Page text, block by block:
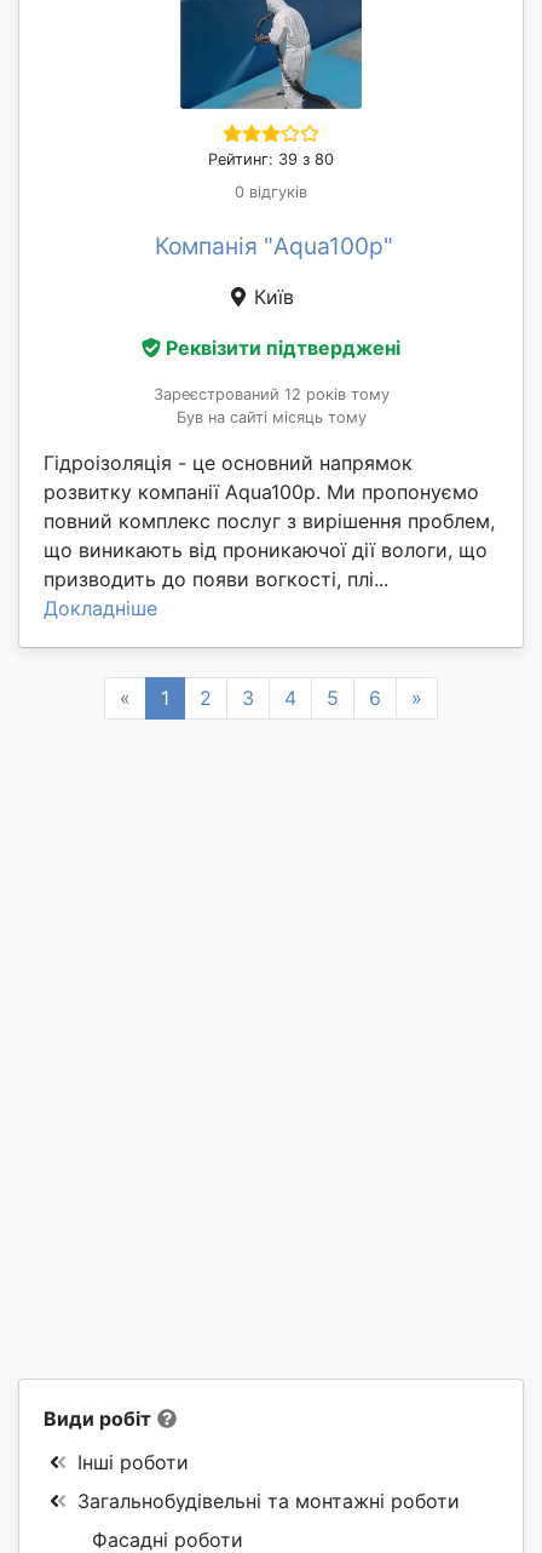
Рейтинг: 39 з 80
0 відгуків
Компанія "Aqua100p"
Київ
Реквізити підтверджені
Зареєстрований 12 років тому
Був на сайті місяць тому
Гідроізоляція - це основний напрямок
розвитку компанії Aqua100p. Ми пропонуємо
повний комплекс послуг з вирішення проблем,
що виникають від проникаючої дії вологи, що
призводить до появи вогкості, плі...
Докладніше
« Previous
1 2 3 4 5 6 »
Види робіт
Інші роботи
Загальнобудівельні та монтажні роботи
Фасадні роботи